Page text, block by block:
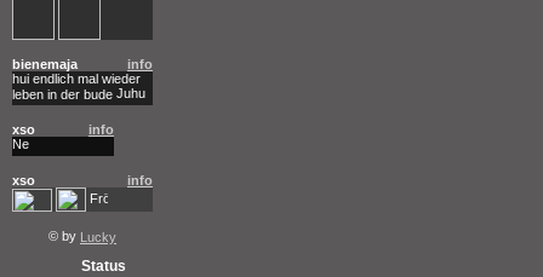
bienemaja
info
hui endlich mal wieder
leben in der bude
xso info
xso info
© by Lucky
Status